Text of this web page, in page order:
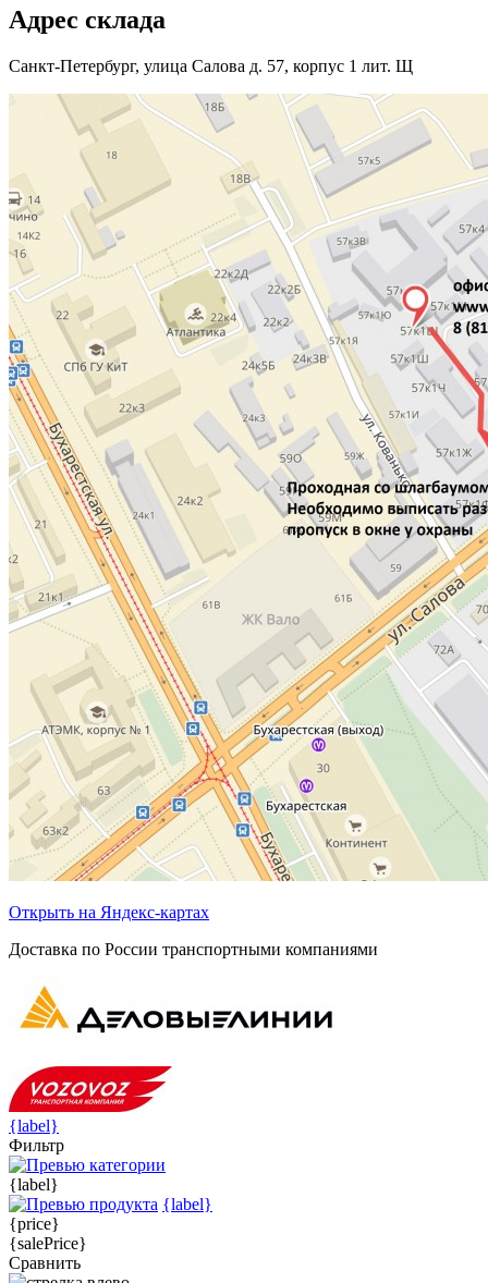
Адрес склада
Санкт-Петербург, улица Салова д. 57, корпус 1 лит. Щ
Открыть на Яндекс-картах
Доставка по России транспортными компаниями
{label}
Фильтр
{label}
{label}
{price}
{salePrice}
Сравнить